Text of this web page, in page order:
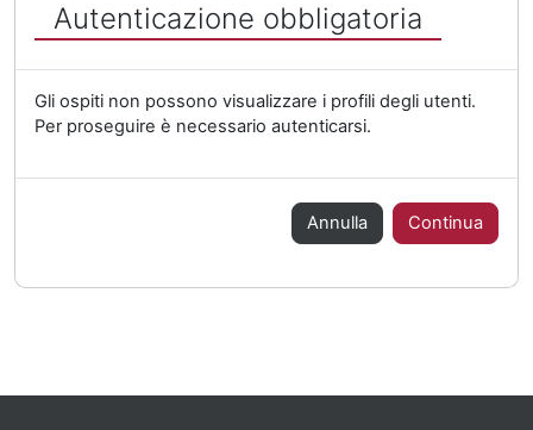
Autenticazione obbligatoria
Gli ospiti non possono visualizzare i profili degli utenti.
Per proseguire è necessario autenticarsi.
Annulla Continua